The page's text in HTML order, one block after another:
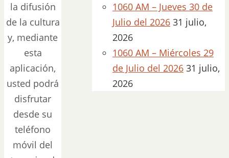
la difusión
de la cultura
y, mediante
esta
aplicación,
usted podrá
disfrutar
desde su
teléfono
móvil del
1060 AM – Jueves 30 de
Julio del 2026 31 julio,
2026
1060 AM – Miércoles 29
de Julio del 2026 31 julio,
2026